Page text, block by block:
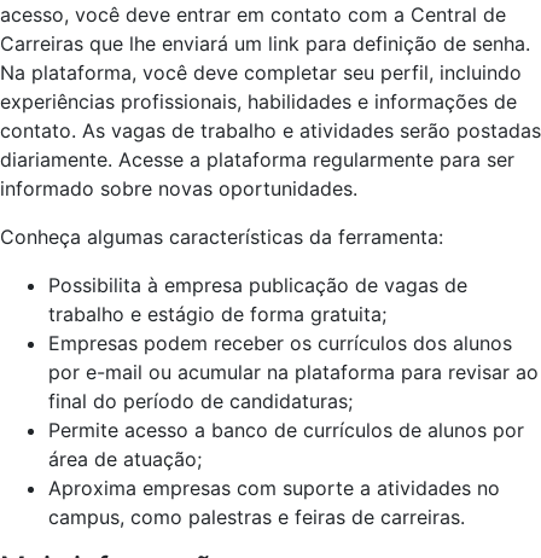
acesso, você deve entrar em contato com a Central de
Carreiras que lhe enviará um link para definição de senha.
Na plataforma, você deve completar seu perfil, incluindo
experiências profissionais, habilidades e informações de
contato. As vagas de trabalho e atividades serão postadas
diariamente. Acesse a plataforma regularmente para ser
informado sobre novas oportunidades.
Conheça algumas características da ferramenta:
Possibilita à empresa publicação de vagas de
trabalho e estágio de forma gratuita;
Empresas podem receber os currículos dos alunos
por e-mail ou acumular na plataforma para revisar ao
final do período de candidaturas;
Permite acesso a banco de currículos de alunos por
área de atuação;
Aproxima empresas com suporte a atividades no
campus, como palestras e feiras de carreiras.